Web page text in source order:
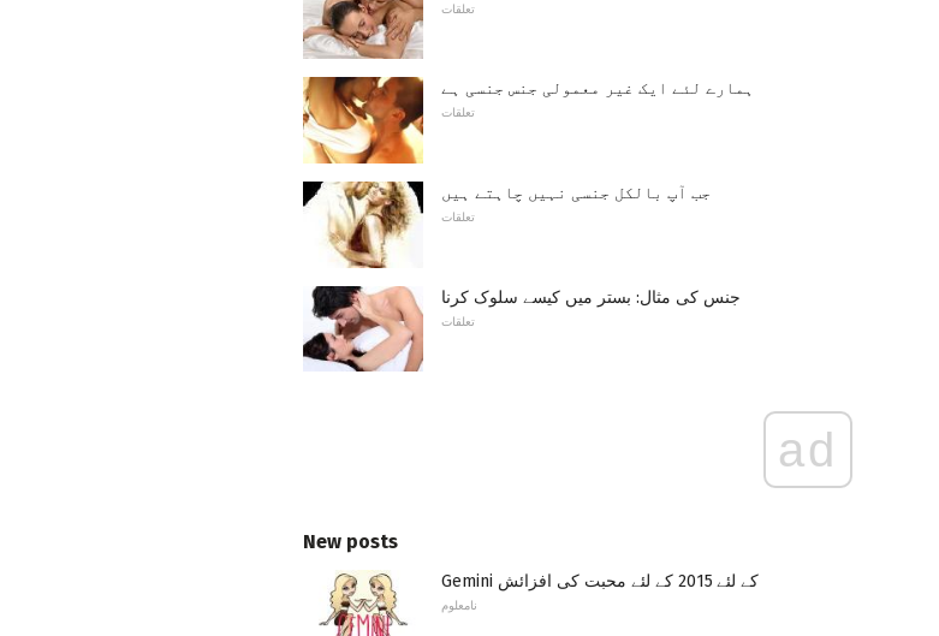
تعلقات
ہمارے لئے ایک غیر معمولی جنس جنسی ہے
تعلقات
جب آپ بالکل جنسی نہیں چاہتے ہیں
تعلقات
جنس کی مثال: بستر میں کیسے سلوک کرنا
تعلقات
ad
New posts
Gemini کے لئے 2015 کے لئے محبت کی افزائش
نامعلوم